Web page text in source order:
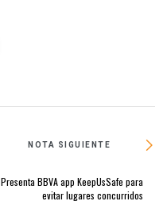
NOTA SIGUIENTE
Presenta BBVA app KeepUsSafe para
evitar lugares concurridos